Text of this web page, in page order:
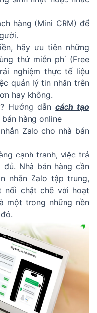
hàng (Mini CRM) để
hãy ưu tiên những
thử miễn phí (Free
nghiệm thực tế liệu
quản lý tin nhắn trên
hay không.
Hướng dẫncách tạo
hàng online
Zalo cho nhà bán
cạnh tranh, việc trả
Nhà bán hàng cần
nhắn Zalo tập trung,
nối chặt chẽ với hoạt
một trong những nền